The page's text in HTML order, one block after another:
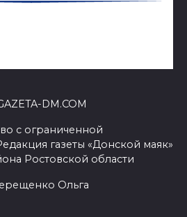
DM.COM
с ограниченной
газеты «Донской маяк»
Ростовской области
Ольга